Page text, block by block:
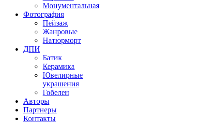
Монументальная
Фотография
Пейзаж
Жанровые
Натюрморт
ДПИ
Батик
Керамика
Ювелирные
украшения
Гобелен
Авторы
Партнеры
Контакты